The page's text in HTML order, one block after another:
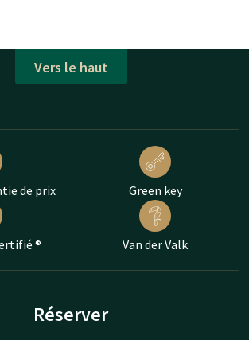
Vers le haut
de prix Green key
® Van der Valk
Réserver